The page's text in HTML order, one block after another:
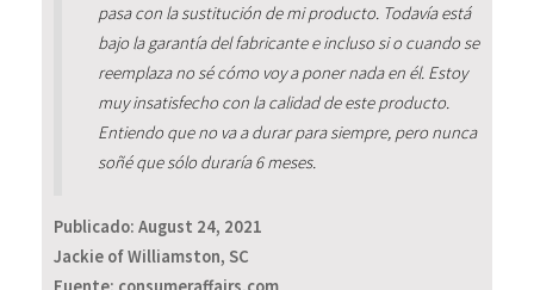
pasa con la sustitución de mi producto. Todavía está
bajo la garantía del fabricante e incluso si o cuando se
reemplaza no sé cómo voy a poner nada en él. Estoy
muy insatisfecho con la calidad de este producto.
Entiendo que no va a durar para siempre, pero nunca
soñé que sólo duraría 6 meses.
Publicado: August 24, 2021
Jackie of Williamston, SC